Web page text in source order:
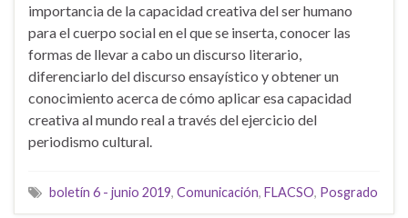
importancia de la capacidad creativa del ser humano
para el cuerpo social en el que se inserta, conocer las
formas de llevar a cabo un discurso literario,
diferenciarlo del discurso ensayístico y obtener un
conocimiento acerca de cómo aplicar esa capacidad
creativa al mundo real a través del ejercicio del
periodismo cultural.
boletín 6 - junio 2019, Comunicación, FLACSO, Posgrado